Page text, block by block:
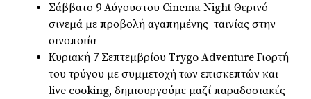
Σάββατο 9 Αύγουστου Cinema Night Θερινό
σινεμά με προβολή αγαπημένης ταινίας στην
οινοποιία
Κυριακή 7 Σεπτεμβρίου Trygo Adventure Γιορτή
του τρύγου με συμμετοχή των επισκεπτών και
live cooking, δημιουργούμε μαζί παραδοσιακές